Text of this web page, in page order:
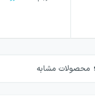
محصولات مشابه